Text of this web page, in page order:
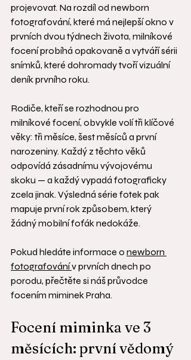
projevovat. Na rozdíl od newborn
fotografování, které má nejlepší okno v
prvních dvou týdnech života, milníkové
focení probíhá opakovaně a vytváří sérii
snímků, které dohromady tvoří vizuální
deník prvního roku.
Rodiče, kteří se rozhodnou pro
milníkové focení, obvykle volí tři klíčové
věky: tři měsíce, šest měsíců a první
narozeniny. Každý z těchto věků
odpovídá zásadnímu vývojovému
skoku — a každý vypadá fotograficky
zcela jinak. Výsledná série fotek pak
mapuje první rok způsobem, který
žádný mobilní foťák nedokáže.
Pokud hledáte informace o newborn
fotografování v prvních dnech po
porodu, přečtěte si náš průvodce
focením miminek Praha.
Focení miminka ve 3
měsících: první vědomý